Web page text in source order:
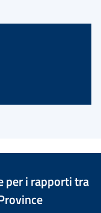
per i rapporti tra